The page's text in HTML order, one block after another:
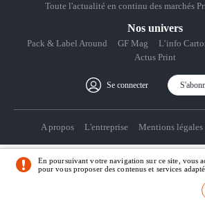
Toute l'actualité en continu des marchés
Nos univers
Pack & Label Around GF Mag L’info
Actus Print
Se connecter
A propos L'entreprise Mentions légales
En poursuivant votre navigation sur ce site, vous
pour vous proposer des contenus et services